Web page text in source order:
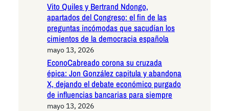
Vito Quiles y Bertrand Ndongo,
apartados del Congreso: el fin de las
preguntas incómodas que sacudían los
cimientos de la democracia española
mayo 13, 2026
EconoCabreado corona su cruzada
épica: Jon González capitula y abandona
X, dejando el debate económico purgado
de influencias bancarias para siempre
mayo 13, 2026